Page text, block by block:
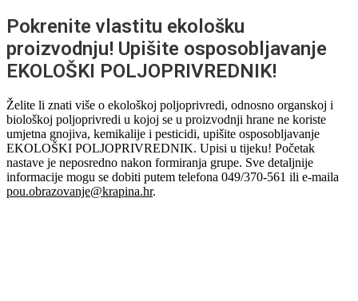
Pokrenite vlastitu ekološku
proizvodnju! Upišite osposobljavanje
EKOLOŠKI POLJOPRIVREDNIK!
Želite li znati više o ekološkoj poljoprivredi, odnosno organskoj i
biološkoj poljoprivredi u kojoj se u proizvodnji hrane ne koriste
umjetna gnojiva, kemikalije i pesticidi, upišite osposobljavanje
EKOLOŠKI POLJOPRIVREDNIK. Upisi u tijeku! Početak
nastave je neposredno nakon formiranja grupe. Sve detaljnije
informacije mogu se dobiti putem telefona 049/370-561 ili e-maila
pou.obrazovanje@krapina.hr.